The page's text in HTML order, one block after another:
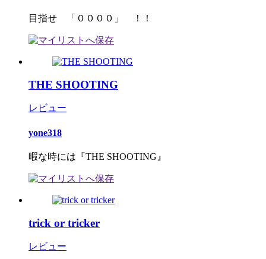
目指せ 「００００」 ！！
THE SHOOTING
レビュー
yone318
暇な時には『THE SHOOTING』
trick or tricker
レビュー